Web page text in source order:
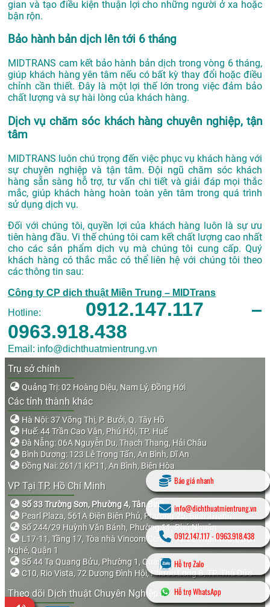
gian và tạo điều kiện thuận lợi cho những người ở xa hoặc
bận rộn.
Bảo hành bản dịch lên tới 6 tháng
MIDTRANS cam kết bảo hành bản dịch trong vòng 6 tháng,
giúp khách hàng yên tâm nếu có bất kỳ thay đổi hoặc điều
chỉnh cần thiết. Đây là một lợi thế lớn trong việc đảm bảo
chất lượng và sự hài lòng của khách hàng.
Dịch vụ chăm sóc khách hàng chuyên nghiệp, tận
tâm
MIDTRANS luôn chú trọng đến việc phục vụ khách hàng với
sự chuyên nghiệp và tận tâm. Đội ngũ chăm sóc khách
hàng sẵn sàng hỗ trợ, tư vấn chi tiết và giải đáp mọi thắc
mắc, giúp khách hàng hoàn toàn yên tâm trong quá trình
sử dụng dịch vụ.
Đối với chúng tôi, quyền lợi của khách hàng luôn là sự ưu
tiên hàng đầu. Vi thế chúng tôi cam kết chất lượng cao nhất
cho các sản phẩm dịch vụ mà chúng tôi cung cấp. Quý
khách hàng có thắc mắc có thể liên hệ với chúng tôi theo
các thông tin sau:
Công ty CP dịch thuật Miền Trung – MIDTrans
Hotline: 0912.147.117 –
0963.918.438
Email: info@dichthuatmientrung.vn
Trụ sở chính
Quảng Trị: 02 Hoàng Diệu, Nam Lý, Đồng Hới
Các tỉnh thành khác
Hà Nội: 37 Võng Thị, P. Bưởi, Q. Tây Hồ
Huế: 44 Trần Cao Vân, Phú Hội, TP. Huế
Đà Nẵng: 06A Nguyễn Du, Thạch Thang, Hải Châu
Bình Dương: 123 Lê Trọng Tấn, An Bình, Dĩ An
Đồng Nai: 261/1 KP11, An Bình, Biên Hòa
VP Tại TP. Hồ Chí Minh
Số 33 Trường Sơn, Phường 4, Tân Bình
Pearl Plaza, 561A Điện Biên Phủ, Phường 25, Bình Thạnh
Số 244/29 Huỳnh Văn Bánh, Phường 11, Phú Nhuận
L17-11, Tầng 17, Tòa nhà Vincom Center, 72 Lê Thánh Tôn, Bến
Nghé, Quận 1
Số 44 Tạ Quang Bửu, Phường 1, Quận 8
C10, Rio Vista, 72 Dương Đình Hội, Phước Long B, TP. Thủ Đức
Theo dõi Dịch thuật Chuyên Nghiệp
Báo giá nhanh
info@dichthuatmientrung.vn
0912.147.117-0963.918.438
Hỗ trợ Zalo
Hỗ trợ WhatsApp